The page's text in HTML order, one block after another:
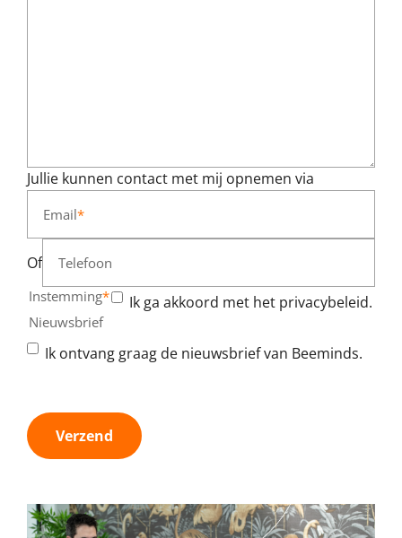
Jullie kunnen contact met mij opnemen via
Email*
Of
Telefoon
Instemming* Ik ga akkoord met het privacybeleid.
Nieuwsbrief
Ik ontvang graag de nieuwsbrief van Beeminds.
Verzend